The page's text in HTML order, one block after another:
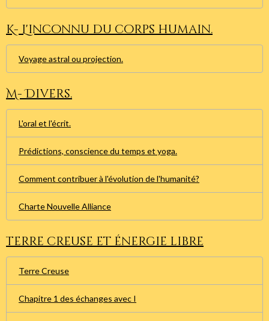
K- L'inconnu du corps humain.
Voyage astral ou projection.
M- Divers.
L'oral et l'écrit.
Prédictions, conscience du temps et yoga.
Comment contribuer à l'évolution de l'humanité?
Charte Nouvelle Alliance
Terre creuse et énergie libre
Terre Creuse
Chapitre 1 des échanges avec I